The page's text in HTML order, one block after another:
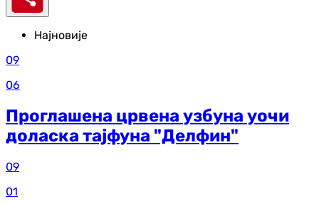
Најновије
09
06
Проглашена црвена узбуна уочи
доласка тајфуна "Делфин"
09
01